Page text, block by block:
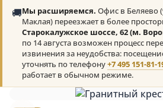
🚚Мы расширяемся. Офис в Беляево
Маклая) переезжает в более
Старокалужское шоссе, 62 (м.
по 14 августа возможен процесс
извинения за неудобства:
уточнять по телефону+7 495 151-81-
работает в обычном режиме.